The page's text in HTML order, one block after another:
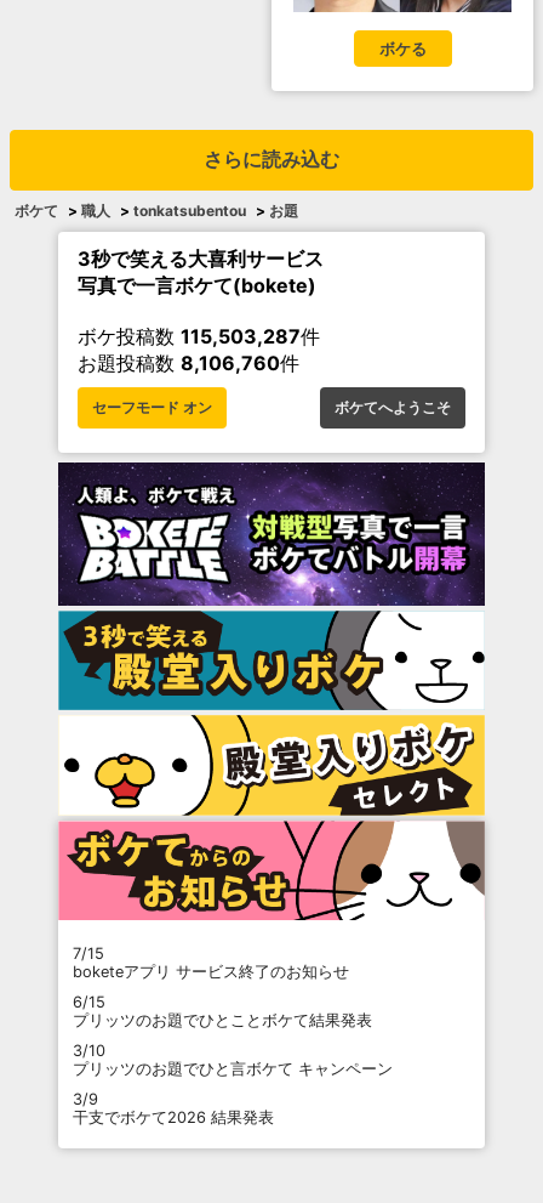
ボケる
さらに読み込む
ボケて > 職人 > tonkatsubentou > お題
3秒で笑える大喜利サービス
写真で一言ボケて(bokete)
ボケ投稿数 115,503,287件
お題投稿数 8,106,760件
セーフモード オン ボケてへようこそ
7/15
boketeアプリ サービス終了のお知らせ
6/15
プリッツのお題でひとことボケて結果発表
3/10
プリッツのお題でひと言ボケて キャンペーン
3/9
干支でボケて2026 結果発表